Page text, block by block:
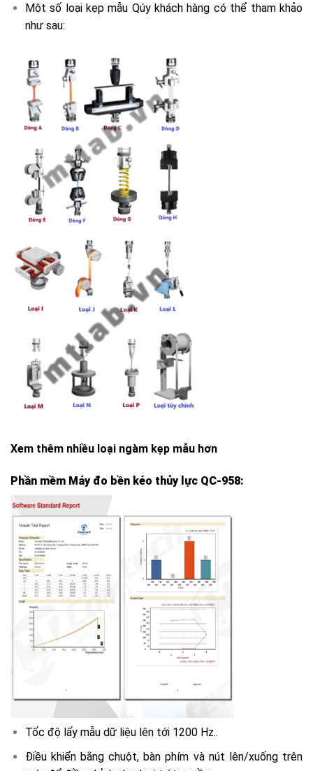
Một số loại kẹp mẫu Qúy khách hàng có thể tham khảo
như sau:
Xem thêm nhiều loại ngàm kẹp mẫu hơn
Phần mềm Máy đo bền kéo thủy lực QC-958:
Tốc độ lấy mẫu dữ liệu lên tới 1200 Hz..
Điều khiển bằng chuột, bàn phím và nút lên/xuống trên